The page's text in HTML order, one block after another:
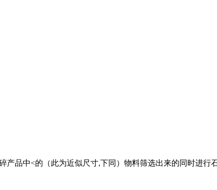
品中<的（此为近似尺寸,下同）物料筛选出来的同时进行